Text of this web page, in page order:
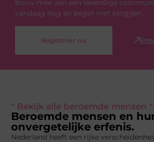
bouw mee aan een levendige
vandaag nog en begin met bloggen.
Registreer nu
" Bekijk alle beroemde mensen "
Beroemde mensen en
onvergetelijke erfenis.
Nederland heeft een rijke